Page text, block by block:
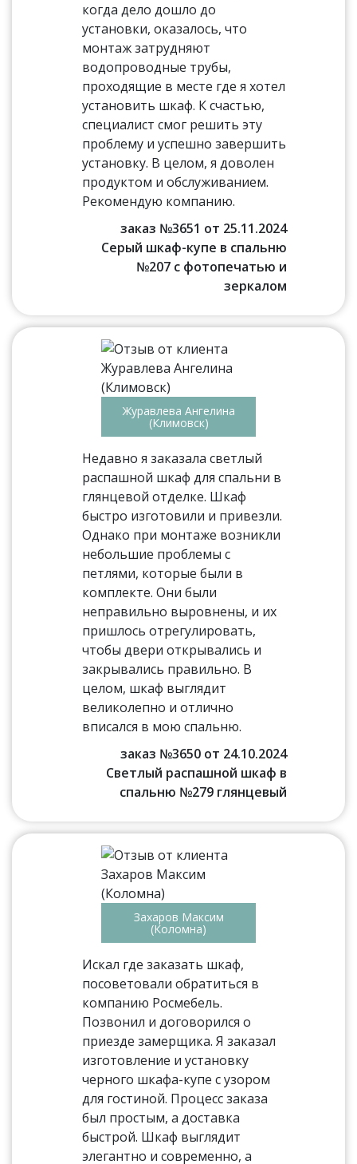
когда дело дошло до
установки, оказалось, что
монтаж затрудняют
водопроводные трубы,
проходящие в месте где я хотел
установить шкаф. К счастью,
специалист смог решить эту
проблему и успешно завершить
установку. В целом, я доволен
продуктом и обслуживанием.
Рекомендую компанию.
заказ №3651 от 25.11.2024
Серый шкаф-купе в спальню
№207 с фотопечатью и
зеркалом
Журавлева Ангелина
(Климовск)
Недавно я заказала светлый
распашной шкаф для спальни в
глянцевой отделке. Шкаф
быстро изготовили и привезли.
Однако при монтаже возникли
небольшие проблемы с
петлями, которые были в
комплекте. Они были
неправильно выровнены, и их
пришлось отрегулировать,
чтобы двери открывались и
закрывались правильно. В
целом, шкаф выглядит
великолепно и отлично
вписался в мою спальню.
заказ №3650 от 24.10.2024
Светлый распашной шкаф в
спальню №279 глянцевый
Захаров Максим
(Коломна)
Искал где заказать шкаф,
посоветовали обратиться в
компанию Росмебель.
Позвонил и договорился о
приезде замерщика. Я заказал
изготовление и установку
черного шкафа-купе с узором
для гостиной. Процесс заказа
был простым, а доставка
быстрой. Шкаф выглядит
элегантно и современно, а